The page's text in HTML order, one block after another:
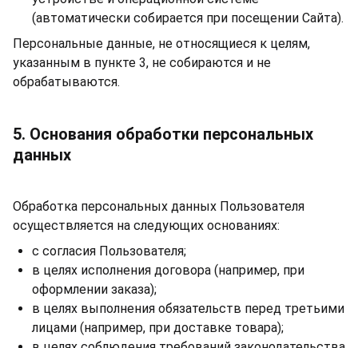
(автоматически собирается при посещении Сайта).
Персональные данные, не относящиеся к целям,
указанным в пункте 3, не собираются и не
обрабатываются.
5. Основания обработки персональных
данных
Обработка персональных данных Пользователя
осуществляется на следующих основаниях:
с согласия Пользователя;
в целях исполнения договора (например, при
оформлении заказа);
в целях выполнения обязательств перед третьими
лицами (например, при доставке товара);